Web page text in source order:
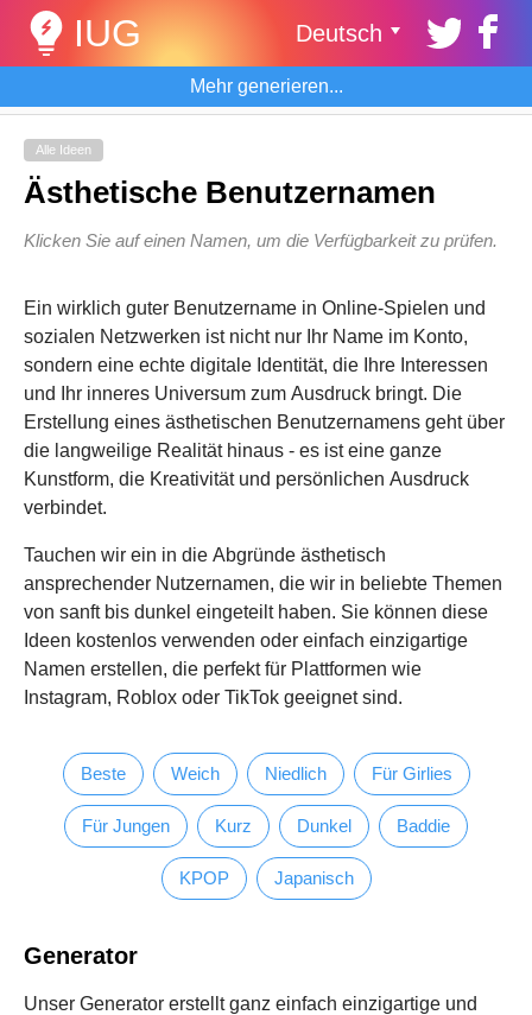
IUG
Mehr generieren...
Deutsch
Alle Ideen
Ästhetische Benutzernamen
Klicken Sie auf einen Namen, um die Verfügbarkeit zu prüfen.
Ein wirklich guter Benutzername in Online-Spielen und
sozialen Netzwerken ist nicht nur Ihr Name im Konto,
sondern eine echte digitale Identität, die Ihre Interessen
und Ihr inneres Universum zum Ausdruck bringt. Die
Erstellung eines ästhetischen Benutzernamens geht über
die langweilige Realität hinaus - es ist eine ganze
Kunstform, die Kreativität und persönlichen Ausdruck
verbindet.
Tauchen wir ein in die Abgründe ästhetisch
ansprechender Nutzernamen, die wir in beliebte Themen
von sanft bis dunkel eingeteilt haben. Sie können diese
Ideen kostenlos verwenden oder einfach einzigartige
Namen erstellen, die perfekt für Plattformen wie
Instagram, Roblox oder TikTok geeignet sind.
Beste Weich Niedlich Für Girlies
Für Jungen Kurz Dunkel Baddie
KPOP Japanisch
Generator
Unser Generator erstellt ganz einfach einzigartige und